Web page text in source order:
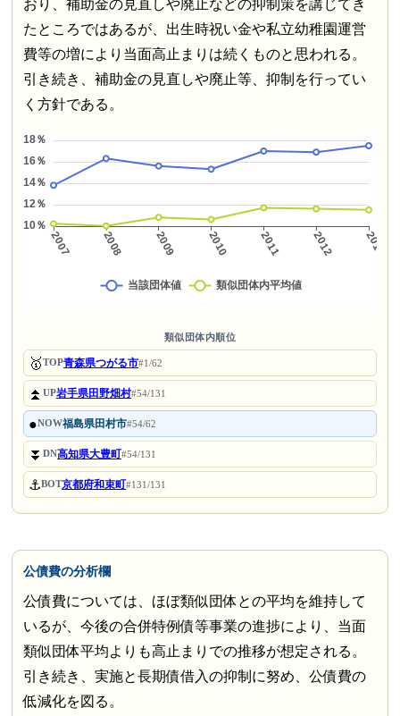
おり、補助金の見直しや廃止などの抑制策を講じてき
たところではあるが、出生時祝い金や私立幼稚園運営
費等の増により当面高止まりは続くものと思われる。
引き続き、補助金の見直しや廃止等、抑制を行ってい
く方針である。
類似団体内順位
🥇TOP青森県つがる市#1/62
⏫UP岩手県田野畑村#54/131
●NOW福島県田村市#54/62
⏬DN高知県大豊町#54/131
⚓BOT京都府和束町#131/131
公債費の分析欄
公債費については、ほぼ類似団体との平均を維持して
いるが、今後の合併特例債等事業の進捗により、当面
類似団体平均よりも高止まりでの推移が想定される。
引き続き、実施と長期債借入の抑制に努め、公債費の
低減化を図る。